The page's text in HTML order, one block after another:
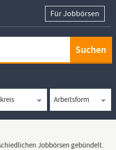
Für Jobbörsen
Jobbörsen gebündelt.